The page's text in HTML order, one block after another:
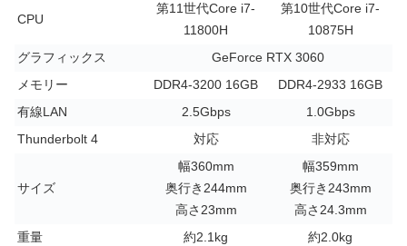
CPU
第11世代Core i7-
11800H
第10世代Core i7-
10875H
グラフィックス
GeForce RTX 3060
メモリー
DDR4-3200 16GB
DDR4-2933 16GB
有線LAN
2.5Gbps
1.0Gbps
Thunderbolt 4
対応 非対応
サイズ
幅360mm
奥行き244mm
高さ23mm
幅359mm
奥行き243mm
高さ24.3mm
重量
約2.1kg
約2.0kg